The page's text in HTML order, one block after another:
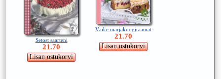
Setost saarteni
21.70
Väike marjakoogiraamat
21.70